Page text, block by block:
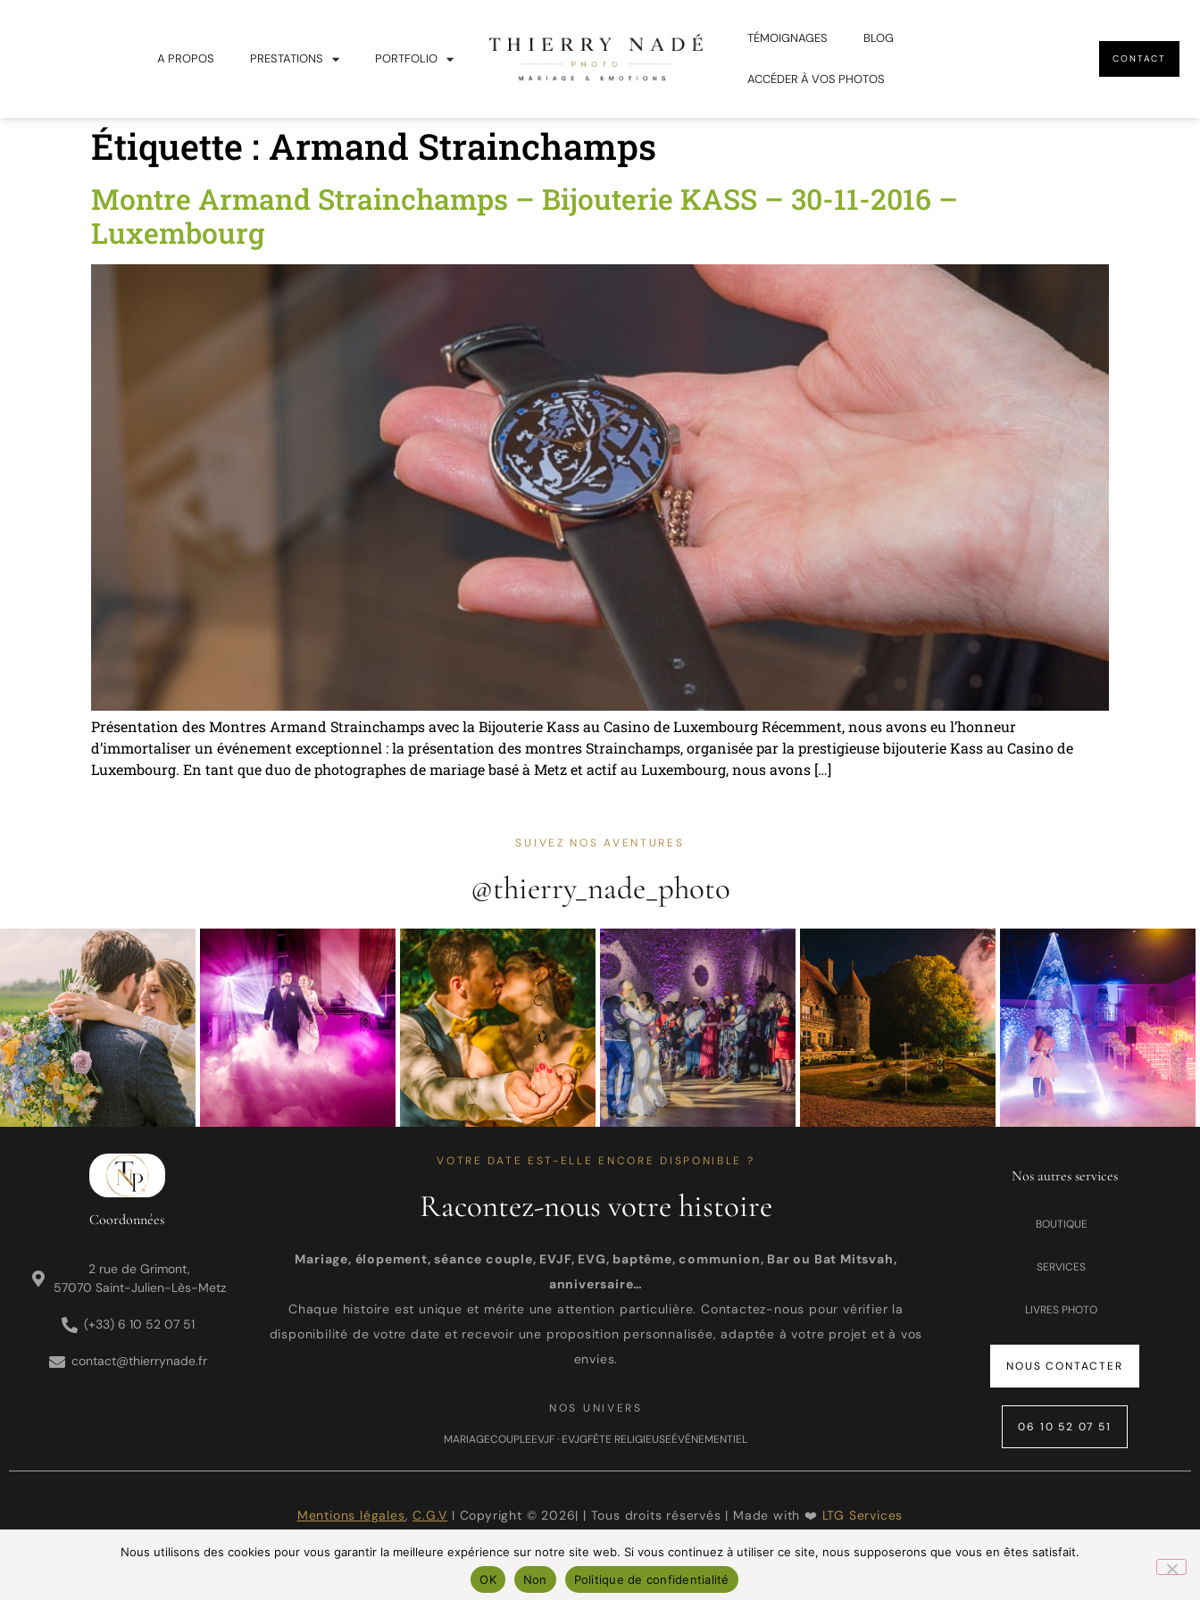
A PROPOS PRESTATIONS PORTFOLIO
TÉMOIGNAGES BLOG
ACCÉDER À VOS PHOTOS
CONTACT
Étiquette : Armand Strainchamps
Montre Armand Strainchamps – Bijouterie KASS – 30-11-2016 –
Luxembourg
Présentation des Montres Armand Strainchamps avec la Bijouterie Kass au Casino de Luxembourg Récemment, nous avons eu l’honneur
d’immortaliser un événement exceptionnel : la présentation des montres Strainchamps, organisée par la prestigieuse bijouterie Kass au Casino de
Luxembourg. En tant que duo de photographes de mariage basé à Metz et actif au Luxembourg, nous avons […]
SUIVEZ NOS AVENTURES
@thierry_nade_photo
Coordonnées
2 rue de Grimont,
57070 Saint-Julien-Lès-Metz
(+33) 6 10 52 07 51
contact@thierrynade.fr
VOTRE DATE EST-ELLE ENCORE DISPONIBLE ?
Racontez-nous votre histoire
Mariage, élopement, séance couple, EVJF, EVG, baptême, communion, Bar ou Bat Mitsvah,
anniversaire…
Chaque histoire est unique et mérite une attention particulière. Contactez-nous pour vérifier la
disponibilité de votre date et recevoir une proposition personnalisée, adaptée à votre projet et à vos
envies.
NOS UNIVERS
MARIAGECOUPLEEVJF · EVJGFÊTE RELIGIEUSEÉVÉNEMENTIEL
Nos autres services
BOUTIQUE
SERVICES
LIVRES PHOTO
NOUS CONTACTER
06 10 52 07 51
Mentions légales,C.G.V I Copyright © 2026| | Tous droits réservés | Made with ❤️ LTG Services
FACEBOOK PINTEREST LINKEDIN
Nous utilisons des cookies pour vous garantir la meilleure expérience sur notre site web. Si vous continuez à utiliser ce site, nous supposerons que vous en êtes satisfait.
OK
Non Politique de confidentialité